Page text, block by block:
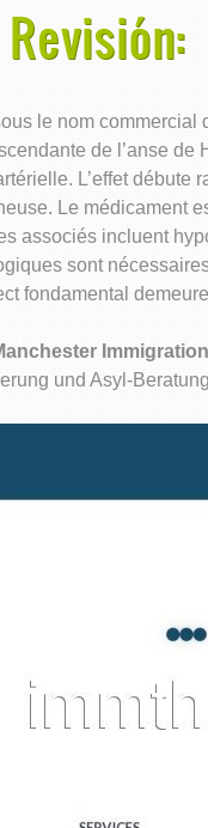
le nom commercial
de l’anse
L’effet
Le médicament
associés incluent
sont
fondamental
und Asyl-Beratung